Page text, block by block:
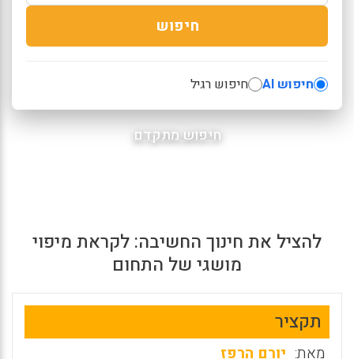
חיפוש
חיפוש AI חיפוש רגיל
חיפוש מתקדם
להציל את חינוך החשיבה: לקראת מיפוי
מושגי של התחום
תקציר
מאת: יורם הרפז